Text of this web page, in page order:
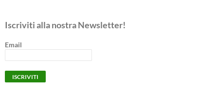
Iscriviti alla nostra Newsletter!
Email